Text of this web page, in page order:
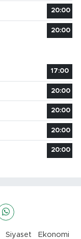
20:00
20:00
17:00
20:00
20:00
20:00
20:00
Siyaset
Ekonomi